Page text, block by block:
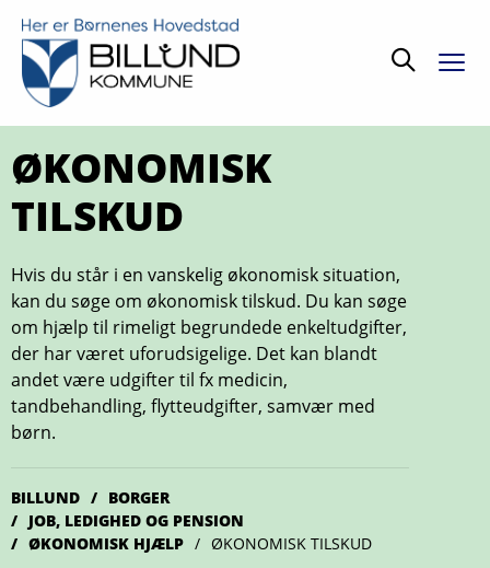
Søg
ØKONOMISK
TILSKUD
Hvis du står i en vanskelig økonomisk situation,
kan du søge om økonomisk tilskud. Du kan søge
om hjælp til rimeligt begrundede enkeltudgifter,
der har været uforudsigelige. Det kan blandt
andet være udgifter til fx medicin,
tandbehandling, flytteudgifter, samvær med
børn.
BILLUND
BORGER
JOB, LEDIGHED OG PENSION
ØKONOMISK HJÆLP
ØKONOMISK TILSKUD